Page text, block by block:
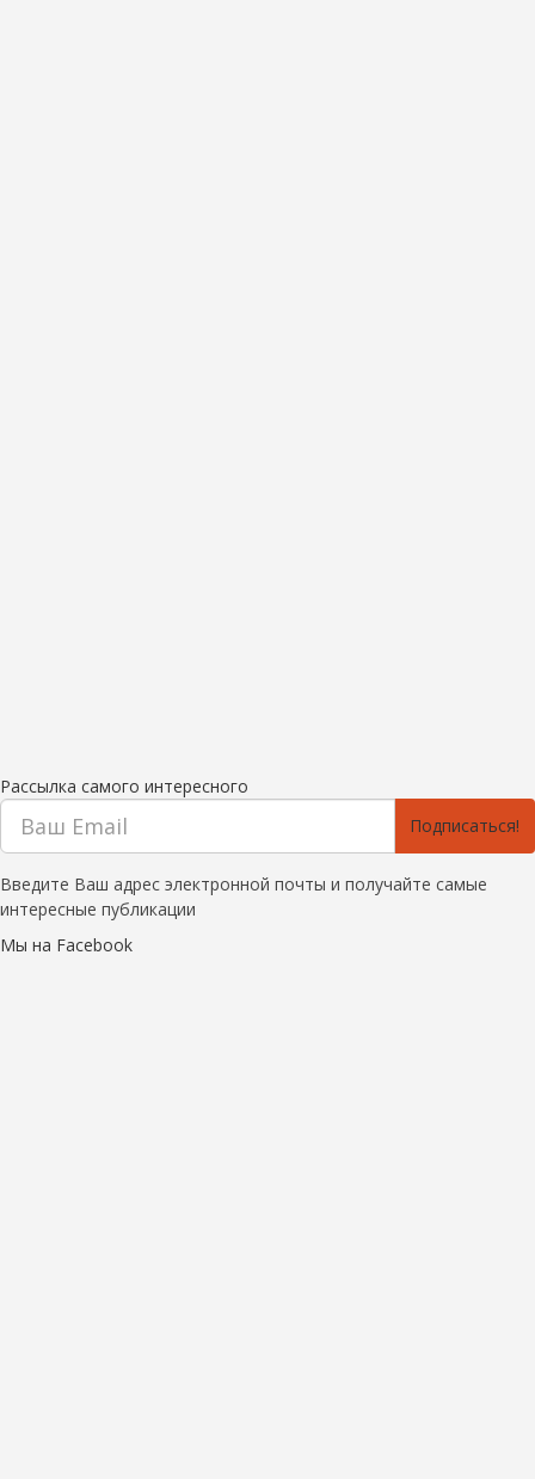
Рассылка самого интересного
Подписаться!
Введите Ваш адрес электронной почты и получайте самые
интересные публикации
Мы на Facebook